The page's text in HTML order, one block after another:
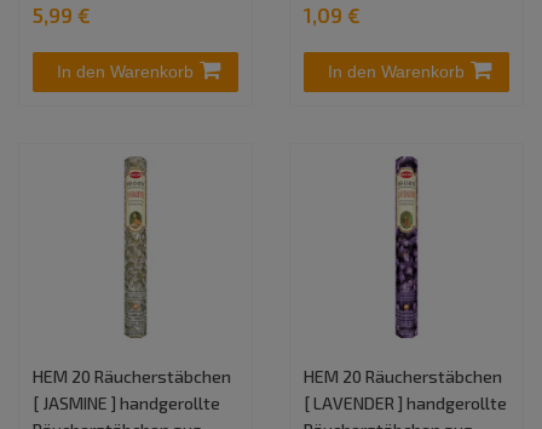
5,99 €
In den Warenkorb
1,09 €
In den Warenkorb
HEM 20 Räucherstäbchen
[ JASMINE ] handgerollte
HEM 20 Räucherstäbchen
[ LAVENDER ] handgerollte